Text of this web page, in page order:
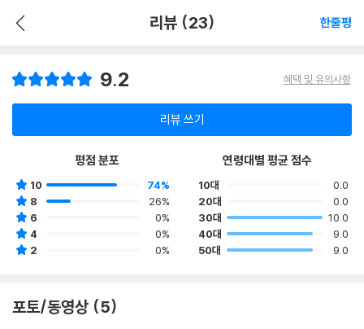
리뷰 (23) 한줄평
9.2 혜택 및 유의사항
리뷰 쓰기
평점 분포
10
74%
8
26%
6
0%
4
0%
2
0%
연령대별 평균 점수
10대
0.0
20대
0.0
30대
10.0
40대
9.0
50대
9.0
포토/동영상 (5)